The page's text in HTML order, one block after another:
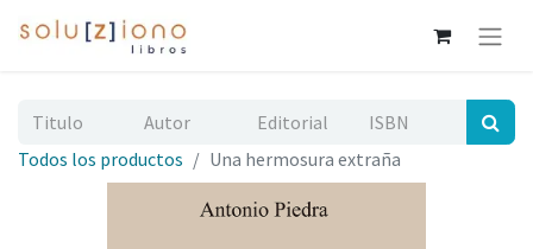
Todos los productos Una hermosura extraña